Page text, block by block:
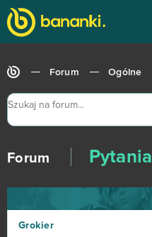
Forum Ogólne
Forum Pytania
Grokier